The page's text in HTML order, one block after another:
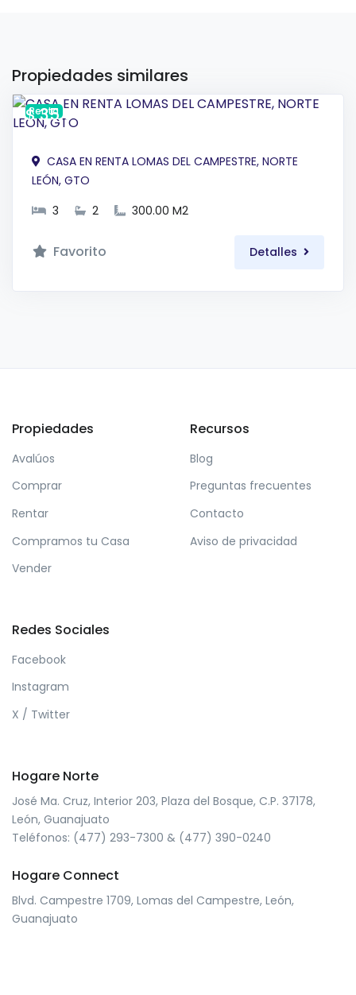
Propiedades similares
Renta
$ 35,000 MXN
CASA EN RENTA LOMAS DEL CAMPESTRE, NORTE
LEÓN, GTO
3
2 300.00 M2
Favorito Detalles
Propiedades
Avalúos
Comprar
Rentar
Compramos tu Casa
Vender
Recursos
Blog
Preguntas frecuentes
Contacto
Aviso de privacidad
Redes Sociales
Facebook
Instagram
X / Twitter
Hogare Norte
José Ma. Cruz, Interior 203, Plaza del Bosque, C.P. 37178,
León, Guanajuato
Teléfonos: (477) 293-7300 & (477) 390-0240
Hogare Connect
Blvd. Campestre 1709, Lomas del Campestre, León,
Guanajuato